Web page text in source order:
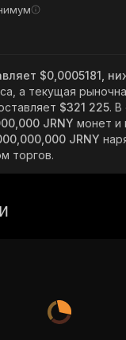
$0,0005181,
а текущая
$321 225. В
JRNY монет и
JRNY
торгов.